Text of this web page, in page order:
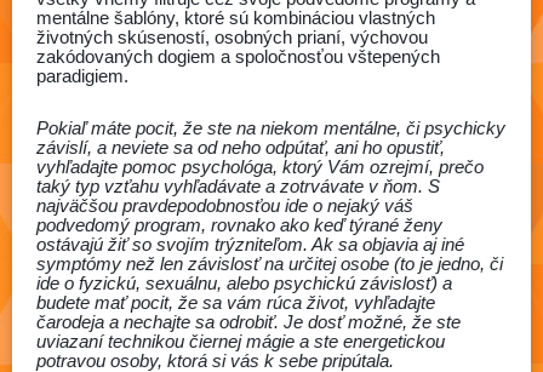
mentálne šablóny, ktoré sú kombináciou vlastných
životných skúseností, osobných prianí, výchovou
zakódovaných dogiem a spoločnosťou vštepených
paradigiem.
Pokiaľ máte pocit, že ste na niekom mentálne, či psychicky
závislí, a neviete sa od neho odpútať, ani ho opustiť,
vyhľadajte pomoc psychológa, ktorý Vám ozrejmí, prečo
taký typ vzťahu vyhľadávate a zotrvávate v ňom. S
najväčšou pravdepodobnosťou ide o nejaký váš
podvedomý program, rovnako ako keď týrané ženy
ostávajú žiť so svojím trýzniteľom. Ak sa objavia aj iné
symptómy než len závislosť na určitej osobe (to je jedno, či
ide o fyzickú, sexuálnu, alebo psychickú závislosť) a
budete mať pocit, že sa vám rúca život, vyhľadajte
čarodeja a nechajte sa odrobiť. Je dosť možné, že ste
uviazaní technikou čiernej mágie a ste energetickou
potravou osoby, ktorá si vás k sebe pripútala.